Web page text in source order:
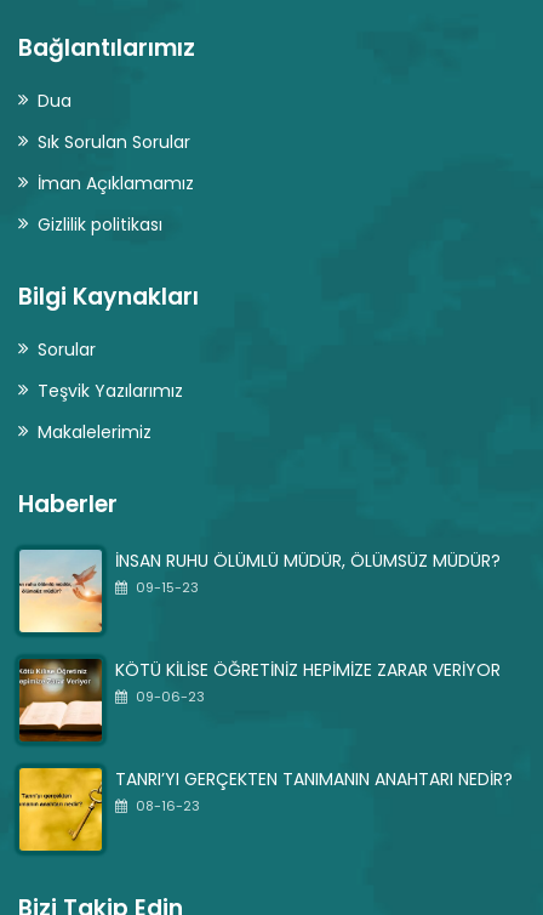
Bağlantılarımız
Dua
Sık Sorulan Sorular
İman Açıklamamız
Gizlilik politikası
Bilgi Kaynakları
Sorular
Teşvik Yazılarımız
Makalelerimiz
Haberler
İNSAN RUHU ÖLÜMLÜ MÜDÜR, ÖLÜMSÜZ MÜDÜR?
09-15-23
KÖTÜ KİLİSE ÖĞRETİNİZ HEPİMİZE ZARAR VERİYOR
09-06-23
TANRI’YI GERÇEKTEN TANIMANIN ANAHTARI NEDİR?
08-16-23
Bizi Takip Edin